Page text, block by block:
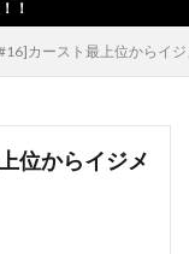
カースト最上位からイ
位からイジメ